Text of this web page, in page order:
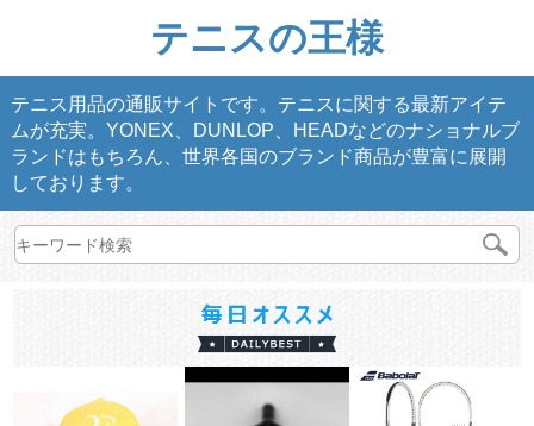
テニスの王様
テニス用品の通販サイトです。テニスに関する最新アイテ
ムが充実。YONEX、DUNLOP、HEADなどのナショナルブ
ランドはもちろん、世界各国のブランド商品が豊富に展開
しております。